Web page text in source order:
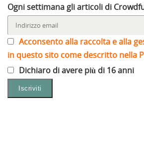
Ogni settimana gli articoli di
Acconsento alla raccolta e alla
in questo sito come descritto nella
Dichiaro di avere più di 16 anni